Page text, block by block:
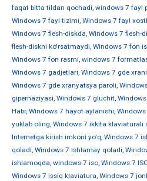
faqat bitta tildan qochadi, windows 7 fayl
Windows 7 fayl tizimi, Windows 7 fayl
Windows 7 flesh-diskda, Windows 7 flesh-
flesh-diskni ko'rsatmaydi, Windows 7 fon
Windows 7 fon rasmi, windows 7
Windows 7 gadjetlari, Windows 7 gde
Windows 7 gde xranyatsya paroli,
gipernaziyasi, Windows 7 gluchit,
Habr, Windows 7 hayot aylanishi,
yuklab oling, Windows 7 ikkita klaviaturali
Internetga kirish imkoni yo'q, Windows 7
qoladi, Windows 7 ishlamay qoladi,
ishlamoqda, windows 7 iso, Windows 7
Windows 7 issiq klaviatura, Windows 7